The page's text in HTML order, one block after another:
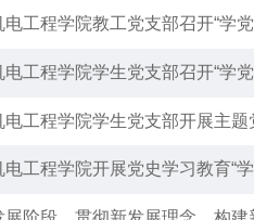
电工程学院教工党支部召开“学
电工程学院学生党支部召开“学
电工程学院学生党支部开展主题
工程学院开展党史学习教育“